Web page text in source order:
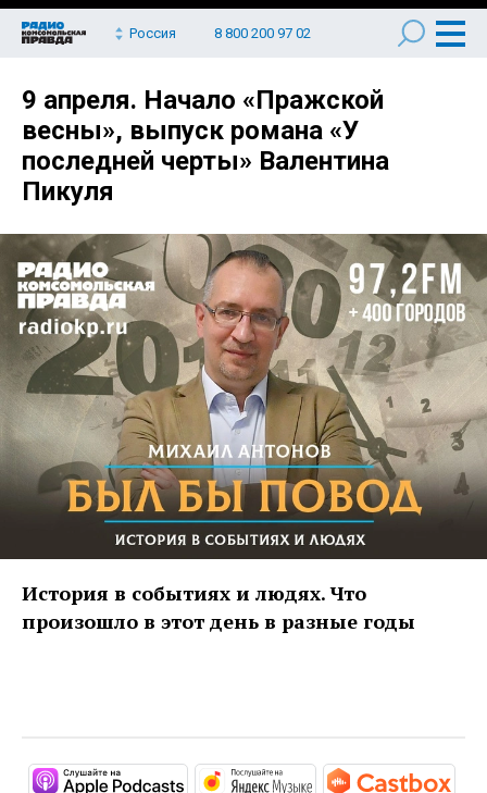
Россия 8 800 200 97 02
9 апреля. Начало «Пражской
весны», выпуск романа «У
последней черты» Валентина
Пикуля
История в событиях и людях. Что
произошло в этот день в разные годы
https://podcasts.apple.com/ru/
https://